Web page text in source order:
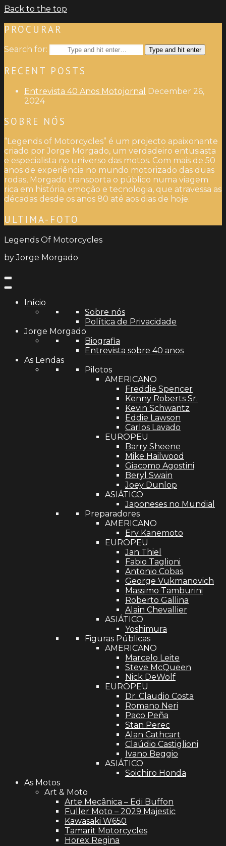
Back to the top
PROCURAR
Search for: Type and hit enter
RECENT POSTS
Entrevista 40 Anos Motojornal December 26,
2024
SOBRE NÓS
“Legends of Motorcycles” é um projecto apaixonante
criado por Jorge Morgado, um verdadeiro entusiasta
e especialista no universo das motos. Com mais de 50
anos de experiência no mundo motorizado das duas
rodas, Morgado transporta o público numa viagem
rica em história, emoção e tecnologia, que atravessa as
décadas desde os anos 80 até aos dias de hoje.
ULTIMA-FOTO
Legends Of Motorcycles
by Jorge Morgado
Início
Sobre nós
Política de Privacidade
Jorge Morgado
Biografia
Entrevista sobre 40 anos
As Lendas
Pilotos
AMERICANO
Freddie Spencer
Kenny Roberts Sr.
Kevin Schwantz
Eddie Lawson
Carlos Lavado
EUROPEU
Barry Sheene
Mike Hailwood
Giacomo Agostini
Beryl Swain
Joey Dunlop
ASIÁTICO
Japoneses no Mundial
Preparadores
AMERICANO
Erv Kanemoto
EUROPEU
Jan Thiel
Fabio Taglioni
Antonio Cobas
George Vukmanovich
Massimo Tamburini
Roberto Gallina
Alain Chevallier
ASIÁTICO
Yoshimura
Figuras Públicas
AMERICANO
Marcelo Leite
Steve McQueen
Nick DeWolf
EUROPEU
Dr. Claudio Costa
Romano Neri
Paco Peña
Stan Perec
Alan Cathcart
Claúdio Castiglioni
Ivano Beggio
ASIÁTICO
Soichiro Honda
As Motos
Art & Moto
Arte Mecânica – Edi Buffon
Fuller Moto – 2029 Majestic
Kawasaki W650
Tamarit Motorcycles
Horex Regina